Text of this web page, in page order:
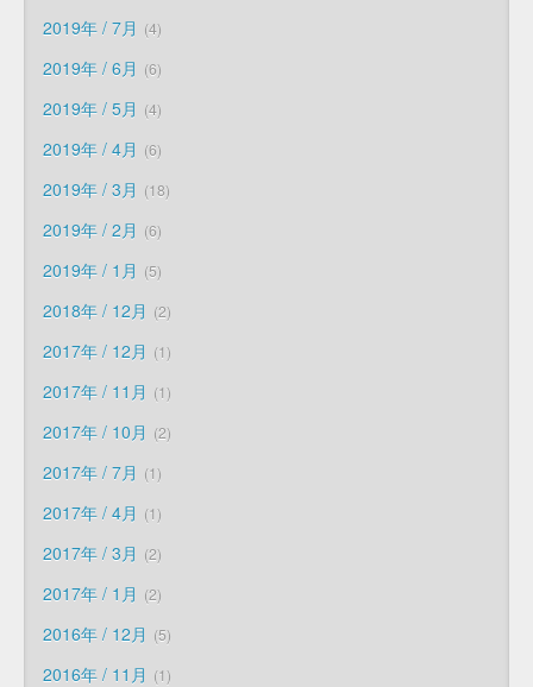
2019年 / 7月 4
2019年 / 6月 6
2019年 / 5月 4
2019年 / 4月 6
2019年 / 3月 18
2019年 / 2月 6
2019年 / 1月 5
2018年 / 12月 2
2017年 / 12月 1
2017年 / 11月 1
2017年 / 10月 2
2017年 / 7月 1
2017年 / 4月 1
2017年 / 3月 2
2017年 / 1月 2
2016年 / 12月 5
2016年 / 11月 1